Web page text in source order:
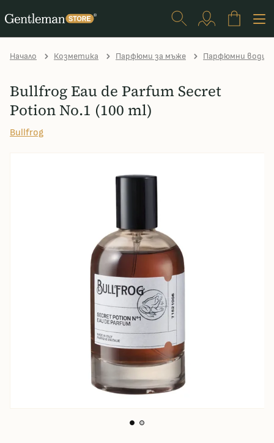
Начало Козметика Парфюми за мъже Парфюмни води
Bullfrog Eau de Parfum Secret
Potion No.1 (100 ml)
Bullfrog